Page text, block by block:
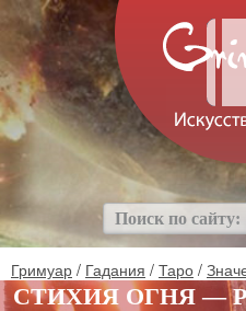
Гримуар / Гадания / Таро /
СТИХИЯ ОГНЯ —